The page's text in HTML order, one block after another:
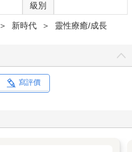
這位背著翅膀的女神從蘇美飛往冥界
在穿越通向她姐妹住所的七道門時，
他一些描述伊南娜空中旅行的文獻
使」稱作瑪拉基姆（malachim）──
級別
＞ 新時代 ＞ 靈性療癒/成長
寫評價